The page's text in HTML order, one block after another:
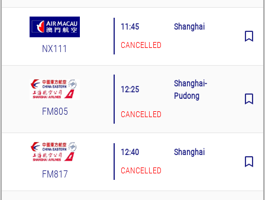
NX111
11:45
Shanghai
CANCELLED
FM805
12:25
Shanghai-
Pudong
CANCELLED
FM817
12:40
Shanghai
CANCELLED